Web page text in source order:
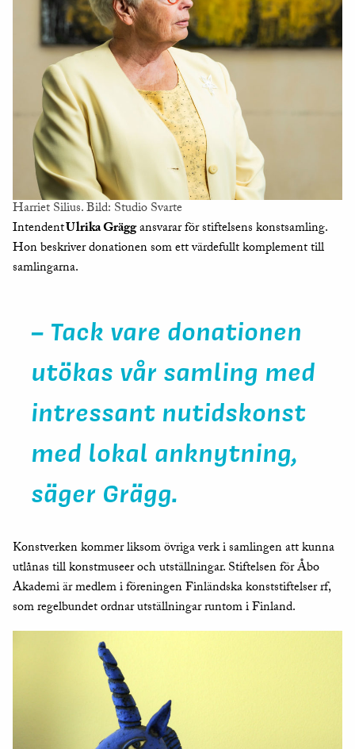
Harriet Silius. Bild: Studio Svarte
IntendentUlrika Gräggansvarar för stiftelsens konstsamling.
Hon beskriver donationen som ett värdefullt komplement till
samlingarna.
– Tack vare donationen
utökas vår samling med
intressant nutidskonst
med lokal anknytning,
säger Grägg.
Konstverken kommer liksom övriga verk i samlingen att kunna
utlånas till konstmuseer och utställningar. Stiftelsen för Åbo
Akademi är medlem i föreningen Finländska konststiftelser rf,
som regelbundet ordnar utställningar runtom i Finland.